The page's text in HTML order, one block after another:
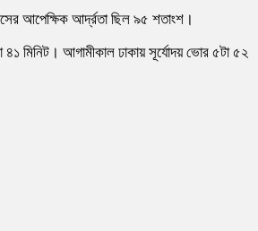
আপেক্ষিক আর্দ্রতা ছিল ৯৫ শতাংশ।
৪১ মিনিট। আগামীকাল ঢাকায় সূর্যোদয় ভোর ৫টা ৫২